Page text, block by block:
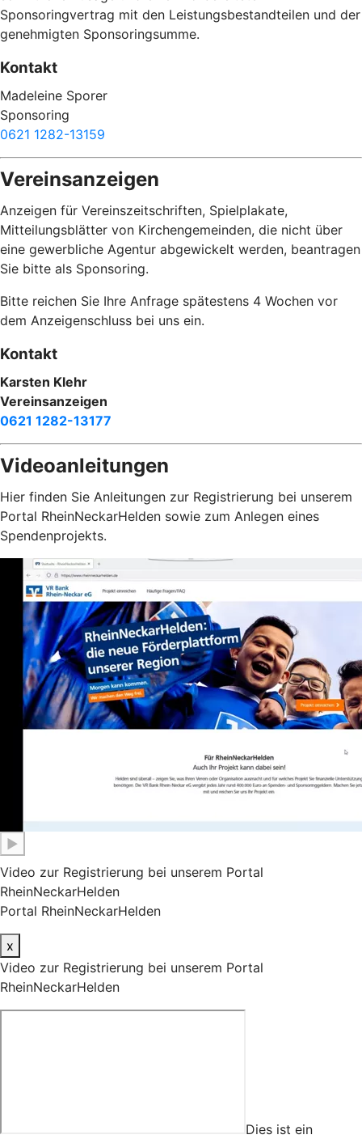
Sponsoringvertrag mit den Leistungsbestandteilen und der
genehmigten Sponsoringsumme.
Kontakt
Madeleine Sporer
Sponsoring
0621 1282-13159
Vereinsanzeigen
Anzeigen für Vereinszeitschriften, Spielplakate,
Mitteilungsblätter von Kirchengemeinden, die nicht über
eine gewerbliche Agentur abgewickelt werden, beantragen
Sie bitte als Sponsoring.
Bitte reichen Sie Ihre Anfrage spätestens 4 Wochen vor
dem Anzeigenschluss bei uns ein.
Kontakt
Karsten Klehr
Vereinsanzeigen
0621 1282-13177
Videoanleitungen
Hier finden Sie Anleitungen zur Registrierung bei unserem
Portal RheinNeckarHelden sowie zum Anlegen eines
Spendenprojekts.
▶
Video zur Registrierung bei unserem Portal
RheinNeckarHelden
Portal RheinNeckarHelden
x
Video zur Registrierung bei unserem Portal
RheinNeckarHelden
Dies ist ein